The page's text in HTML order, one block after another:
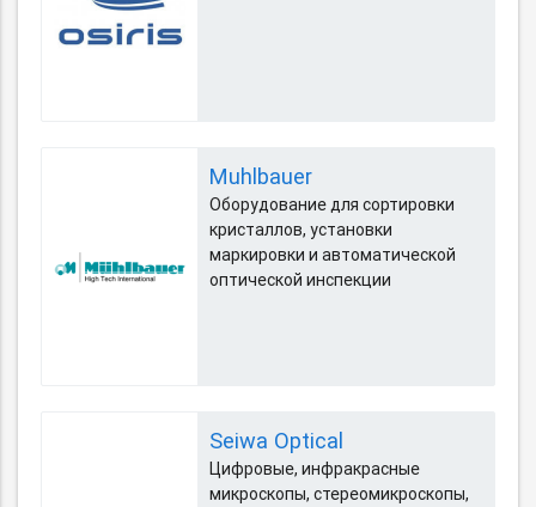
Muhlbauer
Оборудование для сортировки
кристаллов, установки
маркировки и автоматической
оптической инспекции
Seiwa Optical
Цифровые, инфракрасные
микроскопы, стереомикроскопы,